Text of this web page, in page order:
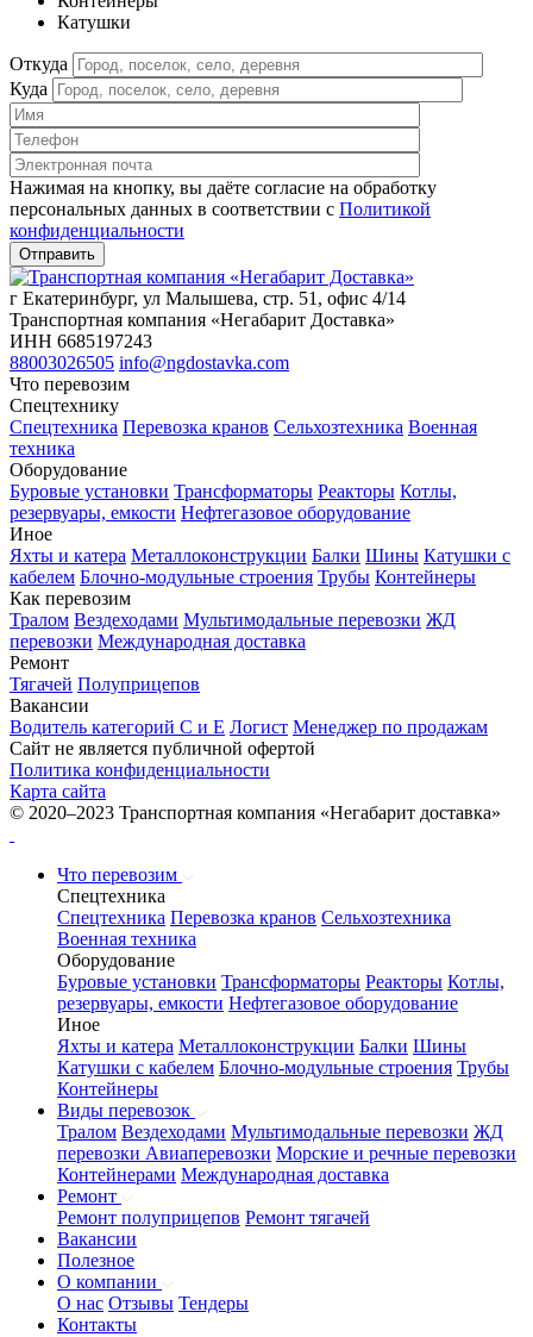
Катушки
Откуда
Куда
Нажимая на кнопку, вы даёте согласие на обработку
персональных данных в соответствии c Политикой
конфиденциальности
г Екатеринбург, ул Малышева, стр. 51, офис 4/14
Транспортная компания «Негабарит Доставка»
ИНН 6685197243
88003026505 info@ngdostavka.com
Что перевозим
Спецтехнику
Спецтехника Перевозка кранов Сельхозтехника Военная
техника
Оборудование
Буровые установки Трансформаторы Реакторы Котлы,
резервуары, емкости Нефтегазовое оборудование
Иное
Яхты и катера Металлоконструкции Балки Шины Катушки с
кабелем Блочно-модульные строения Трубы Контейнеры
Как перевозим
Тралом Вездеходами Мультимодальные перевозки ЖД
перевозки Международная доставка
Ремонт
Тягачей Полуприцепов
Вакансии
Водитель категорий С и Е Логист Менеджер по продажам
Сайт не является публичной офертой
Политика конфиденциальности
Карта сайта
© 2020–2023 Транспортная компания «Негабарит доставка»
Что перевозим
Спецтехника
Спецтехника Перевозка кранов Сельхозтехника
Военная техника
Оборудование
Буровые установки Трансформаторы Реакторы Котлы,
резервуары, емкости Нефтегазовое оборудование
Иное
Яхты и катера Металлоконструкции Балки Шины
Катушки с кабелем Блочно-модульные строения Трубы
Контейнеры
Виды перевозок
Тралом Вездеходами Мультимодальные перевозки ЖД
перевозки Авиаперевозки Морские и речные перевозки
Контейнерами Международная доставка
Ремонт
Ремонт полуприцепов Ремонт тягачей
Вакансии
Полезное
О компании
О нас Отзывы Тендеры
Контакты